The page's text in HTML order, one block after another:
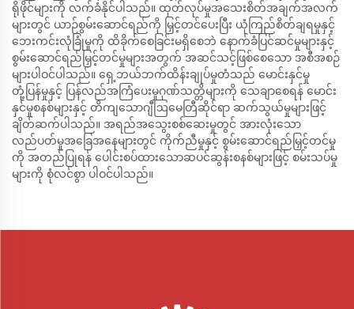
ရိုဖိုင်များကို လက်ခံနိုင်ပါသည်။ ထုတ်လုပ်မှုအသေးစိတ်အချက်အလက်
များတွင် ယာဉ်စွမ်းဆောင်ရည်ကို မြှင့်တင်ပေးပြီး ယုံကြည်စိတ်ချရမှုနှင့်
ဘေးကင်းလုံခြုံမှုကို ထိခိုက်စေခြင်းမရှိစေဘဲ နောက်ခံပြင်ဆင်မှုများနှင့်
စွမ်းဆောင်ရည်မြှင့်တင်မှုများအတွက် အဆင်သင့်ဖြစ်စေသော အစီအစဉ်
များပါဝင်ပါသည်။ ရှေ့ဘယ်ဘက်ထိန်းချုပ်မှုတံသည် မောင်းနှင်မှု
တုံ့ပြန်မှုနှင့် ပြန်လည်အကြံပေးမှုဂုဏ်သတ္တိများကို သေချာစေရန် မောင်း
နှင်မှုစနစ်များနှင့် တိကျသောဂျီဩမေတြီဆိုင်ရာ ဆက်သွယ်မှုများဖြင့်
ချိတ်ဆက်ပါသည်။ အရည်အသွေးစစ်ဆေးမှုတွင် အားလုံးသော
လည်ပတ်မှုအခြေအနေများတွင် ကိုက်ညီမှုနှင့် စွမ်းဆောင်ရည်မြှင့်တင်မှု
ကို အတည်ပြုရန် ပေါင်းစပ်ထားသောဆပင်ဆွန်းစနစ်များဖြင့် စမ်းသပ်မှု
များကို စုံလင်စွာ ပါဝင်ပါသည်။